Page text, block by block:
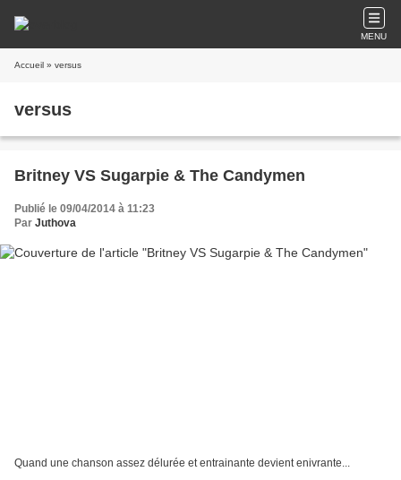
MENU
Accueil » versus
versus
Britney VS Sugarpie & The Candymen
Publié le 09/04/2014 à 11:23
Par Juthova
Quand une chanson assez délurée et entrainante devient enivrante...